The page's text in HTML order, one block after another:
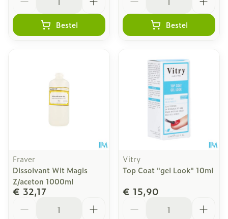
Bestel Bestel
Fraver
Dissolvant Wit Magis
Z/aceton 1000ml
€ 32,17
Vitry
Top Coat "gel Look" 10ml
€ 15,90